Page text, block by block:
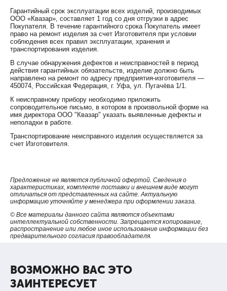
Гарантийный срок эксплуатации всех изделий, производимых
ООО «Квазар», составляет 1 год со дня отгрузки в адрес
Покупателя. В течение гарантийного срока Покупатель имеет
право на ремонт изделия за счет Изготовителя при условии
соблюдения всех правил эксплуатации, хранения и
транспортирования изделия.
В случае обнаружения дефектов и неисправностей в период
действия гарантийных обязательств, изделие должно быть
направлено на ремонт по адресу предприятия-изготовителя —
450074, Российская Федерация, г. Уфа, ул. Пугачёва 1/1.
К неисправному прибору необходимо приложить
сопроводительное письмо, в котором в произвольной форме на
имя директора ООО "Квазар" указать выявленные дефекты и
неполадки в работе.
Транспортирование неисправного изделия осуществляется за
счет Изготовителя.
Предложение не является публичной офертой. Сведения о
характеристиках, комплекте поставки и внешнем виде могут
отличаться от представленных на сайте. Актуальную
информацию уточняйте у менеджера при оформлении заказа.
© Все материалы данного сайта являются объектами
интеллектуальной собственности. Запрещается копирование,
распространение или любое иное использование информации без
предварительного согласия правообладателя.
ВОЗМОЖНО ВАС ЭТО
ЗАИНТЕРЕСУЕТ